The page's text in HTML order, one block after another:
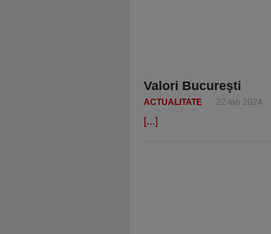
Valori Bucureşti
ACTUALITATE 22 ian 2024
[...]